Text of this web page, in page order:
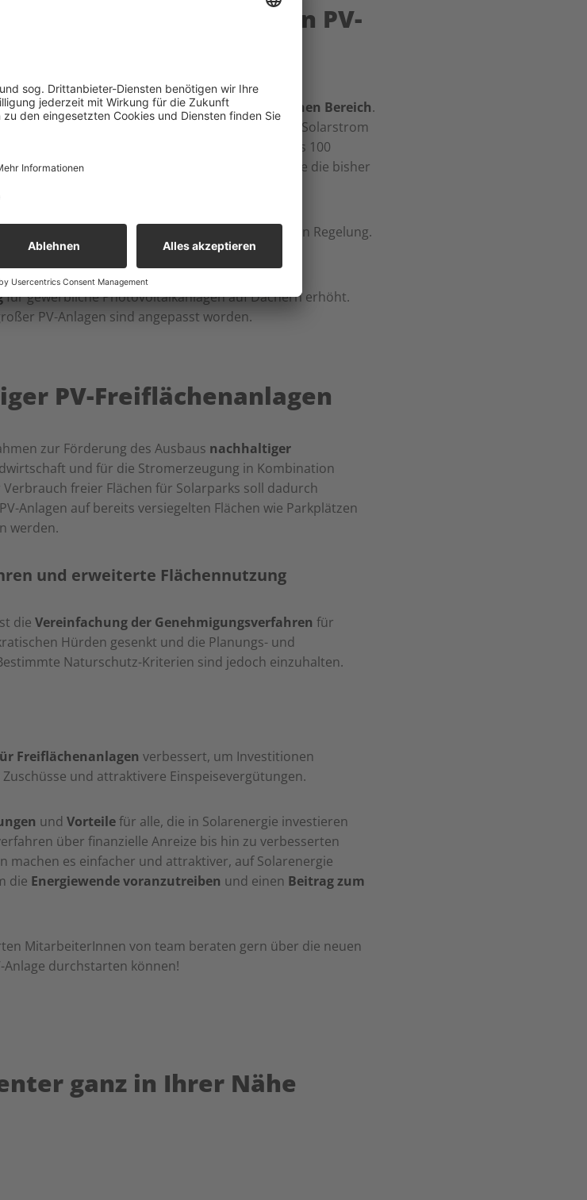
großen gewerblichen PV-
größerer Photovoltaikanlagen im gewerblichen Bereich.
als 100 Kilowatt verpflichtet, den erzeugten Solarstrom
geändert: Betreiber von PV-Anlagen mit mehr als 100
ohne Vergütung, dafür aber auch ohne die bisher
weitergeben.
profitieren von dieser unbürokratischen Regelung.
großen Dachflächen zu installieren.
für gewerbliche Photovoltaikanlagen auf Dächern erhöht.
PV-Anlagen sind angepasst worden.
PV-Freiflächenanlagen
zur Förderung des Ausbaus nachhaltiger
und für die Stromerzeugung in Kombination
freier Flächen für Solarparks soll dadurch
Anlagen auf bereits versiegelten Flächen wie Parkplätzen
werden.
und erweiterte Flächennutzung
die Vereinfachung der Genehmigungsverfahren für
Hürden gesenkt und die Planungs- und
Naturschutz-Kriterien sind jedoch einzuhalten.
Freiflächenanlagen verbessert, um Investitionen
und attraktivere Einspeisevergütungen.
und Vorteilefür alle, die in Solarenergie investieren
über finanzielle Anreize bis hin zu verbesserten
machen es einfacher und attraktiver, auf Solarenergie
die Energiewende voranzutreiben und einen Beitrag zum
MitarbeiterInnen von team beraten gern über die neuen
durchstarten können!
ganz in Ihrer Nähe